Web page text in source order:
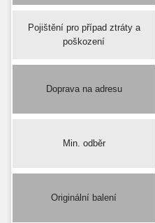
Pojištění pro případ ztráty a
poškození
Doprava na adresu
Min. odběr
Originální balení